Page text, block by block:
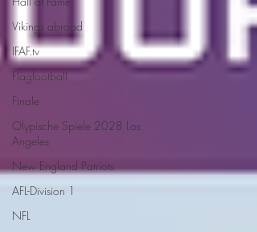
Vikings abroad
IFAF.tv
Flagfootball
Finale
Olypische Spiele 2028 Los
Angeles
New England Patriots
AFL-Division 1
NFL